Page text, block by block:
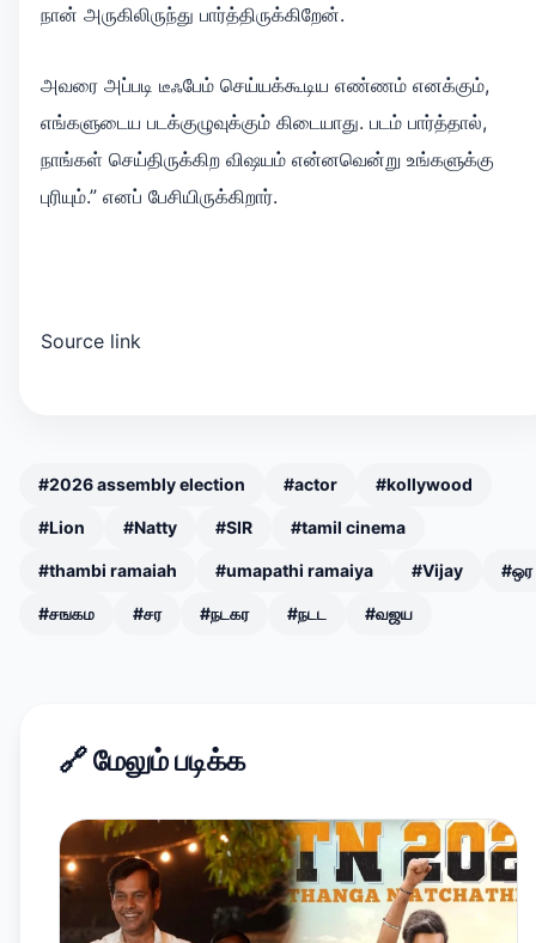
நான் அருகிலிருந்து பார்த்திருக்கிறேன்.
அவரை அப்படி டீஃபேம் செய்யக்கூடிய எண்ணம் எனக்கும்,
எங்களுடைய படக்குழுவுக்கும் கிடையாது. படம் பார்த்தால்,
நாங்கள் செய்திருக்கிற விஷயம் என்னவென்று உங்களுக்கு
புரியும்.” எனப் பேசியிருக்கிறார்.
Source link
#2026 assembly election #actor #kollywood
#Lion #Natty #SIR #tamil cinema
#thambi ramaiah #umapathi ramaiya #Vijay #ஒர
#சஙகம #சர #நடகர #நடட #வஜய
🔗மேலும் படிக்க